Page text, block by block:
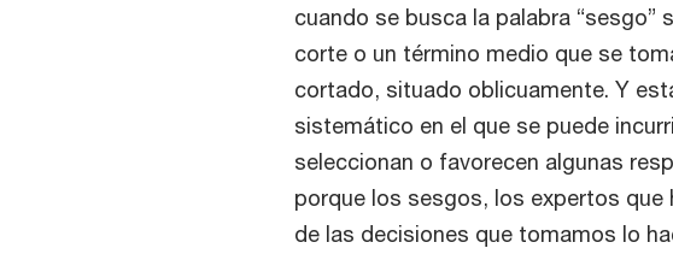
cuando se busca la palabra “sesgo”
corte o un término medio que se
cortado, situado oblicuamente. Y
sistemático en el que se puede
seleccionan o favorecen algunas
porque los sesgos, los expertos que
de las decisiones que tomamos lo